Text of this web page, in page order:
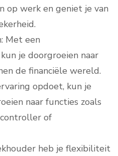
op werk en geniet je van
Met een
je doorgroeien naar
de financiële wereld.
opdoet, kun je
naar functies zoals
of
heb je flexibiliteit